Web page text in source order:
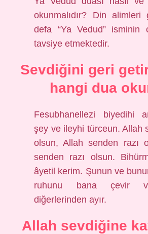
okunmalıdır? Din alimleri
defa “Ya Vedud” isminin
tavsiye etmektedir.
Sevdiğini geri
hangi dua
Fesubhanellezi biyedihi
şey ve ileyhi türceun. Allah
olsun, Allah senden razı
senden razı olsun.
âyetil kerim. Şunun ve
ruhunu bana çevir
diğerlerinden ayır.
Allah sevdiğine